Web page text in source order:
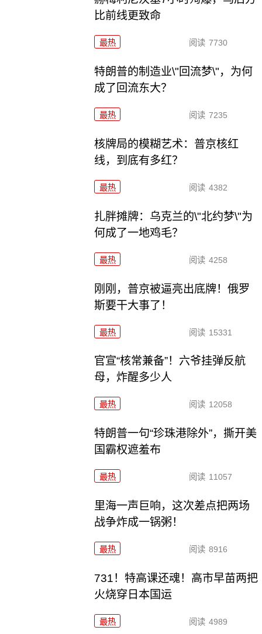
比前线更致命
最热 阅读 7730
特朗普的制造业\"回流梦\"，为何
成了回流东大？
最热 阅读 7235
核牌局的模糊艺术：普京核红
线，到底有多红？
最热 阅读 4382
扎胖摊牌：乌克兰的\"北约梦\"为
何成了一地鸡毛？
最热 阅读 4258
刚刚，普京被逼亮出底牌！俄罗
斯要干大事了！
最热 阅读 15331
官宣“核常兼备”！六爷挂弹反航
母，炸醒多少人
最热 阅读 12058
特朗普一句“珍珠港除外”，撕开美
国霸权遮羞布
最热 阅读 11057
里海一声巨响，这次差点把两场
战争炸成一锅粥！
最热 阅读 8916
731！特高课还魂！高市早苗两把
火烧穿日本国运
最热 阅读 4989